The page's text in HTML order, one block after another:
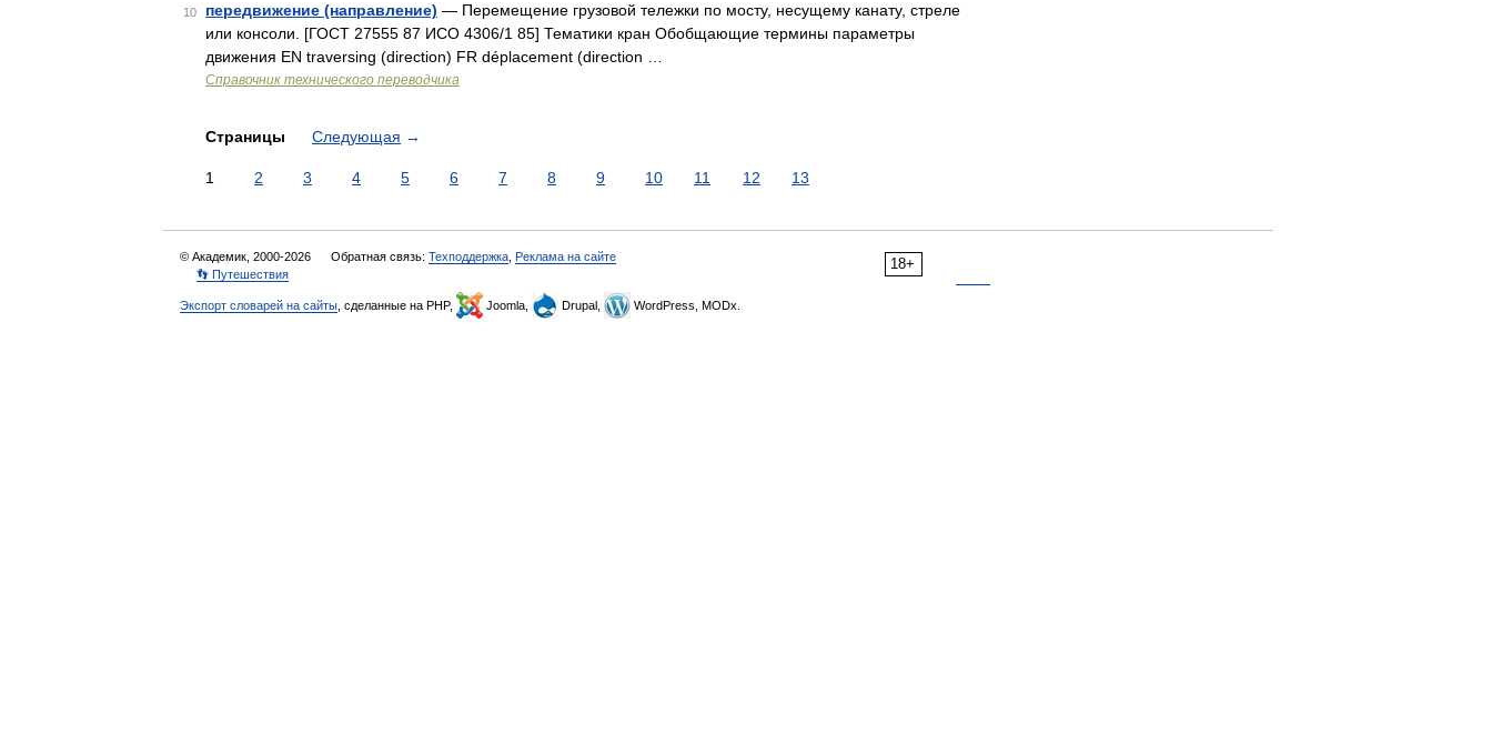
10 передвижение (направление) — Перемещение грузовой тележки по мосту, несущему канату, стреле
или консоли. [ГОСТ 27555 87 ИСО 4306/1 85] Тематики кран Обобщающие термины параметры
движения EN traversing (direction) FR déplacement (direction …
Справочник технического переводчика
Страницы Следующая →
1 2 3 4 5 6 7 8 9 10 11 12 13
18+
© Академик, 2000-2026 Обратная связь: Техподдержка Реклама на сайте
👣 Путешествия
Экспорт словарей на сайты , сделанные на PHP, Joomla, Drupal, WordPress, MODx.